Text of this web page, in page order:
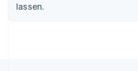
lassen.
Français